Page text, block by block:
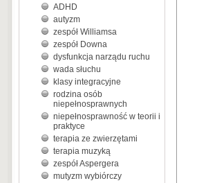
ADHD
autyzm
zespół Williamsa
zespół Downa
dysfunkcja narządu ruchu
wada słuchu
klasy integracyjne
rodzina osób
niepełnosprawnych
niepełnosprawność w teorii i
praktyce
terapia ze zwierzętami
terapia muzyką
zespół Aspergera
mutyzm wybiórczy